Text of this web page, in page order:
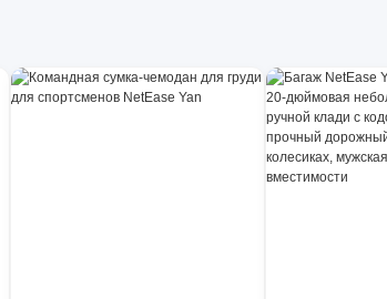
идеален для любых поездок и